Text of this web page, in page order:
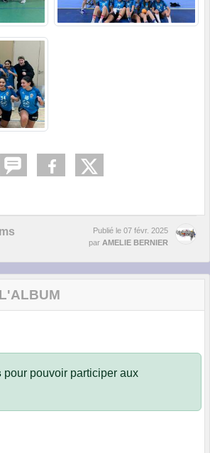
Publié le 07 févr. 2025
par AMELIE BERNIER
pour pouvoir participer aux